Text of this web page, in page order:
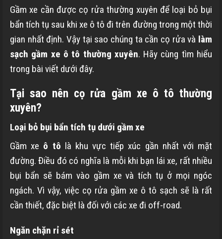
Gầm xe cần được cọ rửa thường xuyên để loại bỏ bụi
bẩn tích tụ sau khi xe ô tô đi trên đường trong một thời
gian nhất định. Vậy tại sao chúng ta cần cọ rửa và làm
sạch gầm xe ô tô thường xuyên. Hãy cùng tìm hiểu
trong bài viết dưới đây.
Tại sao nên cọ rửa gầm xe ô tô thường
xuyên?
Loại bỏ bụi bẩn tích tụ dưới gầm xe
Gầm xe ô tô là khu vực tiếp xúc gần nhất với mặt
đường. Điều đó có nghĩa là mỗi khi bạn lái xe, rất nhiều
bụi bẩn sẽ bám vào gầm xe và tích tụ ở mọi ngóc
ngách. Vì vậy, việc cọ rửa gầm xe ô tô sạch sẽ là rất
cần thiết, đặc biệt là đối với các xe đi off-road.
Ngăn chặn rỉ sét